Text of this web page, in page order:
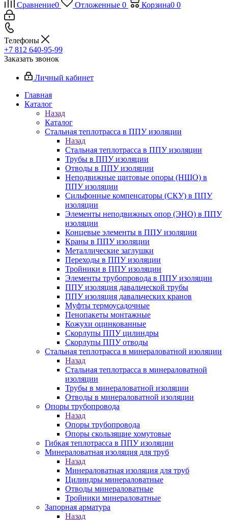
Сравнение0 Отложенные 0 Корзина0 0
Телефоны
+7 812 640-95-99
Заказать звонок
Личный кабинет
Главная
Каталог
Назад
Каталог
Стальная теплотрасса в ППУ изоляции
Назад
Стальная теплотрасса в ППУ изоляции
Трубы в ППУ изоляции
Отводы в ППУ изоляции
Неподвижные щитовые опоры (НЩО) в
ППУ изоляции
Cильфонные компенсаторы (СКУ) в ППУ
изоляции
Элементы неподвижных опор (ЭНО) в ППУ
изоляции
Концевые элементы в ППУ изоляции
Краны в ППУ изоляции
Металлические заглушки
Переходы в ППУ изоляции
Тройники в ППУ изоляции
Элементы трубопровода в ППУ изоляции
ППУ изоляция давальческой трубы
ППУ изоляция давальческих кранов
Муфты термоусадочные
Пенопакеты монтажные
Кожухи оцинкованные
Скорлупы ППУ цилиндры
Скорлупы ППУ отводы
Стальная теплотрасса в минераловатной изоляции
Назад
Стальная теплотрасса в минераловатной
изоляции
Трубы в минераловатной изоляции
Отводы в минераловатной изоляции
Опоры трубопровода
Назад
Опоры трубопровода
Опоры скользящие хомутовые
Гибкая теплотрасса в ППУ изоляции
Минераловатная изоляция для труб
Назад
Минераловатная изоляция для труб
Цилиндры минераловатные
Отводы минераловатные
Тройники минераловатные
Запорная арматура
Назад